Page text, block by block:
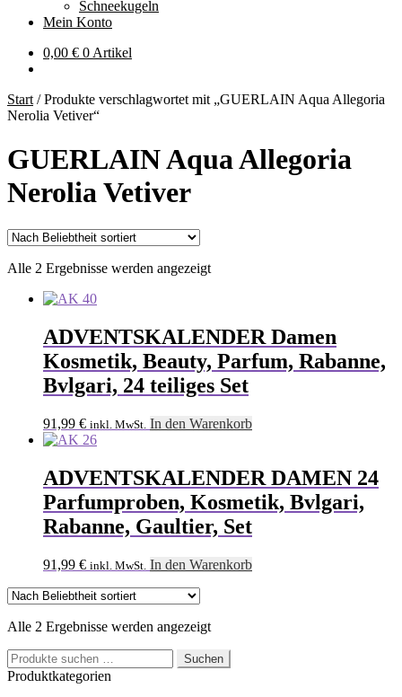
Schneekugeln
Mein Konto
0,00 € 0 Artikel
Start /Produkte verschlagwortet mit „GUERLAIN Aqua Allegoria
Nerolia Vetiver“
GUERLAIN Aqua Allegoria
Nerolia Vetiver
Alle 2 Ergebnisse werden angezeigtNach
ADVENTSKALENDER Damen
Kosmetik, Beauty, Parfum, Rabanne,
Bvlgari, 24 teiliges Set
91,99 € inkl. MwSt. In den Warenkorb
ADVENTSKALENDER DAMEN 24
Parfumproben, Kosmetik, Bvlgari,
Rabanne, Gaultier, Set
91,99 € inkl. MwSt. In den Warenkorb
Alle 2 Ergebnisse werden angezeigtNach
sortiert
Suchen
nach:
Suchen
Produktkategorien